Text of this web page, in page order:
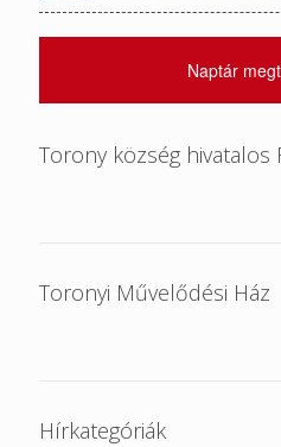
Naptár
Torony község hivatalos
Toronyi Művelődési Ház
Hírkategóriák